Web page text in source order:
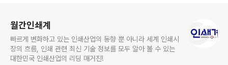
월간인쇄계
빠르게 변화하고 있는 인쇄산업의 동향 뿐 아니라 세계 인쇄시
장의 흐름, 인쇄 관련 최신 기술 정보를 모두 알아 볼 수 있는
대한민국 인쇄산업의 리딩 매거진!